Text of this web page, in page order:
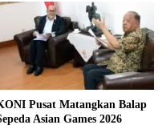
Pusat Matangkan Balap
Asian Games 2026